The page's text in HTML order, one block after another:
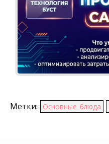
Метки: Основные блюда